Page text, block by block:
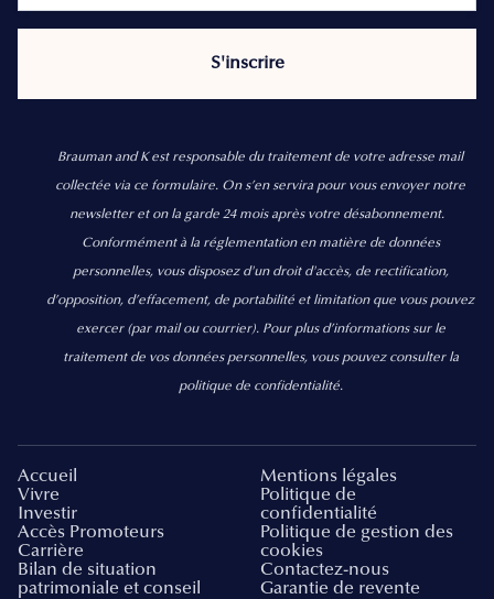
Brauman and K est responsable du traitement de votre adresse mail
collectée via ce formulaire. On s’en servira pour vous envoyer notre
newsletter et on la garde 24 mois après votre désabonnement.
Conformément à la réglementation en matière de données
personnelles, vous disposez d'un droit d'accès, de rectification,
d’opposition, d’effacement, de portabilité et limitation que vous pouvez
exercer (par mail ou courrier). Pour plus d’informations sur le
traitement de vos données personnelles, vous pouvez consulter la
politique de confidentialité.
Accueil
Vivre
Investir
Accès Promoteurs
Carrière
Bilan de situation
patrimoniale et conseil
Mentions légales
Politique de
confidentialité
Politique de gestion des
cookies
Contactez-nous
Garantie de revente